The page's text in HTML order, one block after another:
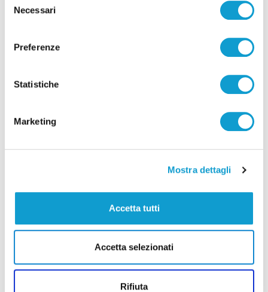
delNecessari
Preferenze
Statistiche
Marketing
Mostra dettagli
Accetta tutti
Accetta selezionati
Rifiuta